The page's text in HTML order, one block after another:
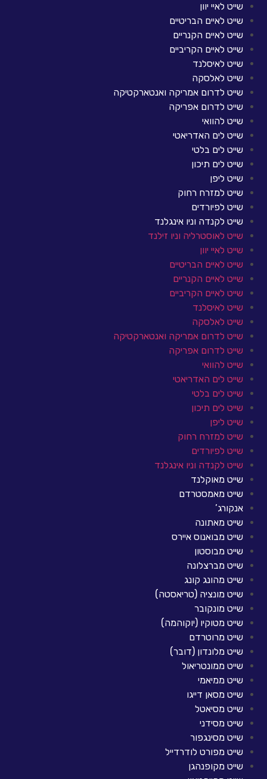
שייט לאיי יוון
שייט לאיים הבריטיים
שייט לאיים הקנריים
שייט לאיים הקריביים
שייט לאיסלנד
שייט לאלסקה
שייט לדרום אמריקה ואנטארקטיקה
שייט לדרום אפריקה
שייט להוואי
שייט לים האדריאטי
שייט לים בלטי
שייט לים תיכון
שייט ליפן
שייט למזרח רחוק
שייט לפיורדים
שייט לקנדה וניו אינגלנד
שייט לאוסטרליה וניו זילנד
שייט לאיי יוון
שייט לאיים הבריטיים
שייט לאיים הקנריים
שייט לאיים הקריביים
שייט לאיסלנד
שייט לאלסקה
שייט לדרום אמריקה ואנטארקטיקה
שייט לדרום אפריקה
שייט להוואי
שייט לים האדריאטי
שייט לים בלטי
שייט לים תיכון
שייט ליפן
שייט למזרח רחוק
שייט לפיורדים
שייט לקנדה וניו אינגלנד
שייט מאוקלנד
שייט מאמסטרדם
אנקורג’
שייט מאתונה
שייט מבואנוס איירס
שייט מבוסטון
שייט מברצלונה
שייט מהונג קונג
שייט מונציה (טריאסטה)
שייט מונקובר
שייט מטוקיו (יוקוהמה)
שייט מרוטרדם
שייט מלונדון (דובר)
שייט ממונטריאול
שייט ממיאמי
שייט מסאן דייגו
שייט מסיאטל
שייט מסידני
שייט מסינגפור
שייט מפורט לודרדייל
שייט מקופנהגן